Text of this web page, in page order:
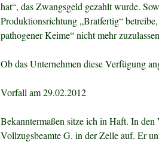
hat“, das Zwangsgeld gezahlt wurde.
Produktionsrichtung „Bratfertig“
pathogener Keime“ nicht mehr
Ob das Unternehmen diese Verfügung
Vorfall am 29.02.2012
Bekanntermaßen sitze ich in Haft. In
Vollzugsbeamte G. in der Zelle auf. Er